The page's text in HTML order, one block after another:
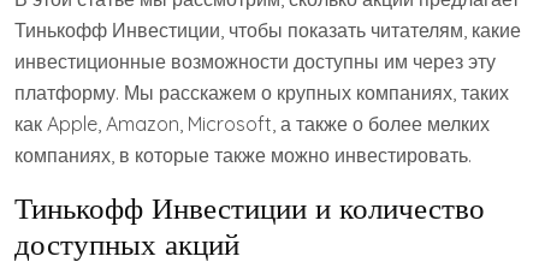
Тинькофф Инвестиции, чтобы показать читателям, какие
инвестиционные возможности доступны им через эту
платформу. Мы расскажем о крупных компаниях, таких
как Apple, Amazon, Microsoft, а также о более мелких
компаниях, в которые также можно инвестировать.
Тинькофф Инвестиции и количество
доступных акций